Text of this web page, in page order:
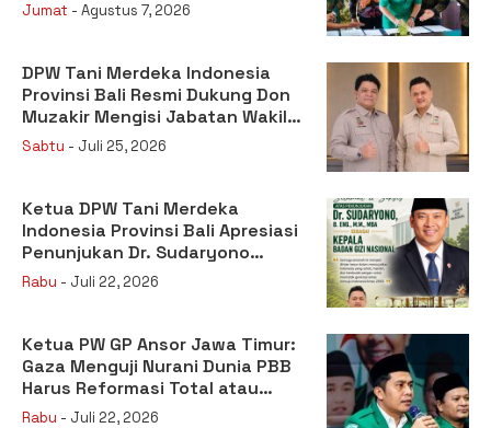
Jumat - Agustus 7, 2026
DPW Tani Merdeka Indonesia
Provinsi Bali Resmi Dukung Don
Muzakir Mengisi Jabatan Wakil
Menteri Pertanian RI
Sabtu - Juli 25, 2026
Ketua DPW Tani Merdeka
Indonesia Provinsi Bali Apresiasi
Penunjukan Dr. Sudaryono
sebagai Kepala Badan Gizi
Rabu - Juli 22, 2026
Ketua PW GP Ansor Jawa Timur:
Gaza Menguji Nurani Dunia PBB
Harus Reformasi Total atau
Kehilangan Legitimasi
Rabu - Juli 22, 2026